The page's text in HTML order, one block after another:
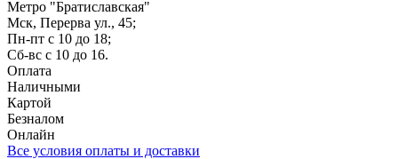
Метро "Братиславская"
Мск, Перерва ул., 45;
Пн-пт с 10 до 18;
Сб-вс с 10 до 16.
Оплата
Наличными
Картой
Безналом
Онлайн
Все условия оплаты и доставки